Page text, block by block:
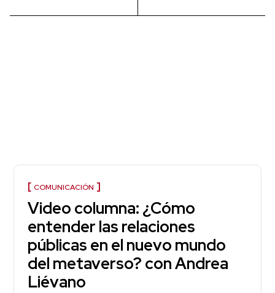
COMUNICACIÓN
Video columna: ¿Cómo
entender las relaciones
públicas en el nuevo mundo
del metaverso? con Andrea
Liévano